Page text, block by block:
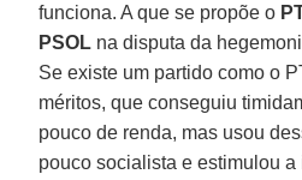
funciona. A que se propõe o
PSOL na disputa da
Se existe um partido como o
méritos, que conseguiu
pouco de renda, mas usou
pouco socialista e estimulou